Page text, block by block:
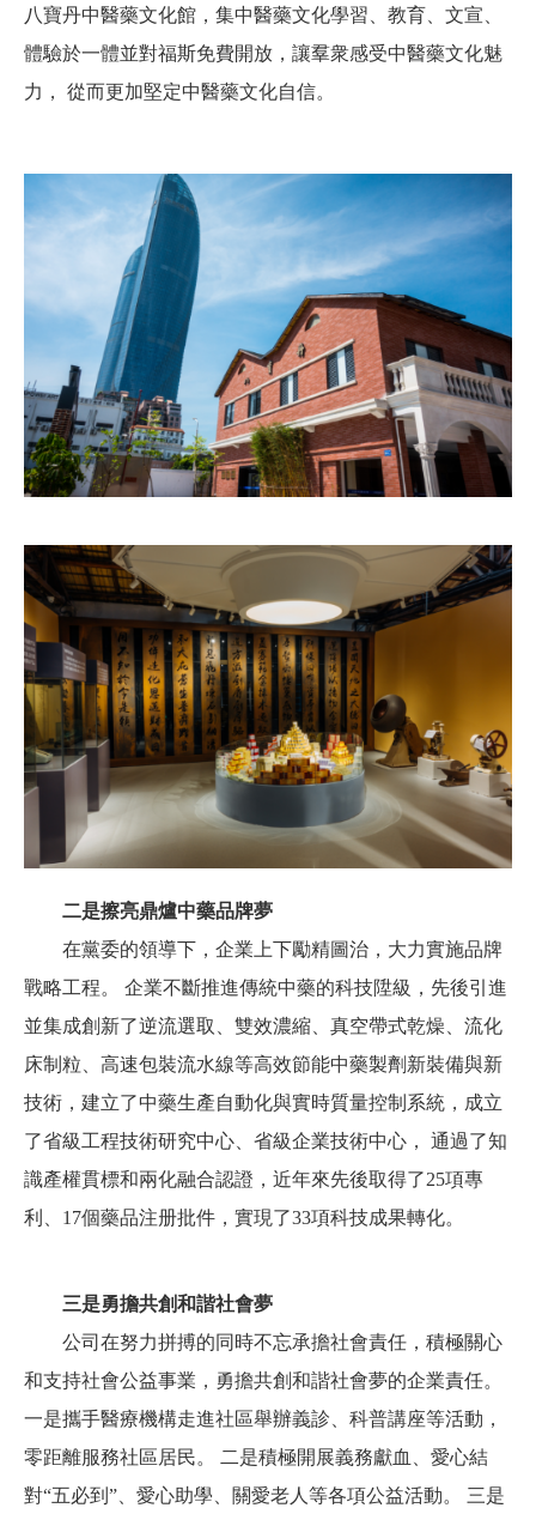
八寶丹中醫藥文化館，集中醫藥文化學習、教育、文宣、
體驗於一體並對福斯免費開放，讓羣衆感受中醫藥文化魅
力， 從而更加堅定中醫藥文化自信。
二是擦亮鼎爐中藥品牌夢
在黨委的領導下，企業上下勵精圖治，大力實施品牌
戰略工程。 企業不斷推進傳統中藥的科技陞級，先後引進
並集成創新了逆流選取、雙效濃縮、真空帶式乾燥、流化
床制粒、高速包裝流水線等高效節能中藥製劑新裝備與新
技術，建立了中藥生產自動化與實時質量控制系統，成立
了省級工程技術研究中心、省級企業技術中心， 通過了知
識產權貫標和兩化融合認證，近年來先後取得了25項專
利、17個藥品注册批件，實現了33項科技成果轉化。
三是勇擔共創和諧社會夢
公司在努力拼搏的同時不忘承擔社會責任，積極關心
和支持社會公益事業，勇擔共創和諧社會夢的企業責任。
一是攜手醫療機構走進社區舉辦義診、科普講座等活動，
零距離服務社區居民。 二是積極開展義務獻血、愛心結
對“五必到”、愛心助學、關愛老人等各項公益活動。 三是